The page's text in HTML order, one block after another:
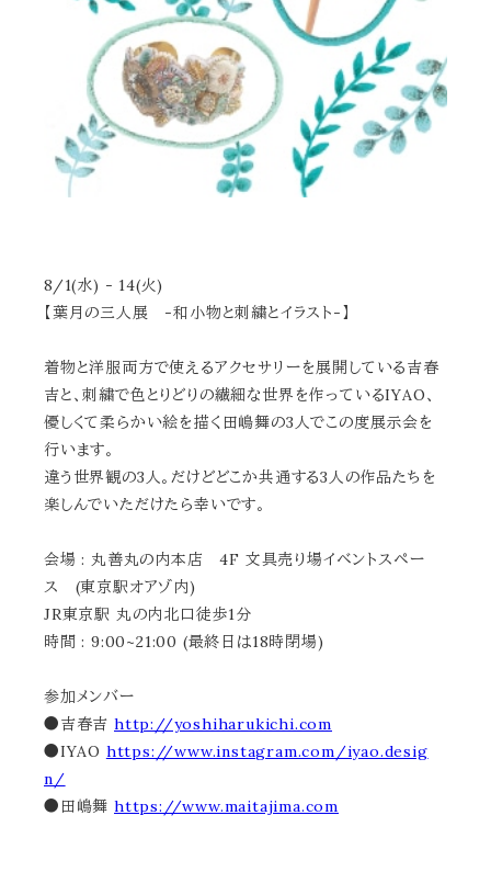
8/1(水) - 14(火)
【葉月の三人展 -和小物と刺繍とイラスト-】
着物と洋服両方で使えるアクセサリーを展開している吉春
吉と、刺繍で色とりどりの繊細な世界を作っているIYAO、
優しくて柔らかい絵を描く田嶋舞の3人でこの度展示会を
行います。
違う世界観の3人。だけどどこか共通する3人の作品たちを
楽しんでいただけたら幸いです。
会場 : 丸善丸の内本店 4F 文具売り場イベントスペー
ス (東京駅オアゾ内)
JR東京駅 丸の内北口徒歩1分
時間 : 9:00~21:00 (最終日は18時閉場)
参加メンバー
●吉春吉 http://yoshiharukichi.com
●IYAO https://www.instagram.com/iyao.desig
n/
●田嶋舞 https://www.maitajima.com